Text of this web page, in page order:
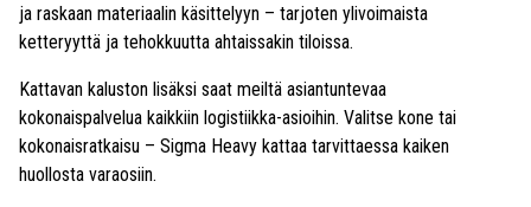
ja raskaan materiaalin käsittelyyn – tarjoten ylivoimaista
ketteryyttä ja tehokkuutta ahtaissakin tiloissa.
Kattavan kaluston lisäksi saat meiltä asiantuntevaa
kokonaispalvelua kaikkiin logistiikka-asioihin. Valitse kone tai
kokonaisratkaisu – Sigma Heavy kattaa tarvittaessa kaiken
huollosta varaosiin.